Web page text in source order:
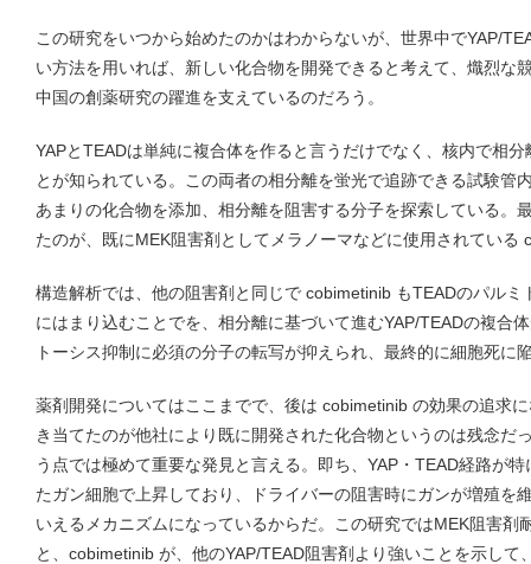
この研究をいつから始めたのかはわからないが、世界中でYAP/
い方法を用いれば、新しい化合物を開発できると考えて、熾烈な
中国の創薬研究の躍進を支えているのだろう。
YAPとTEADは単純に複合体を作ると言うだけでなく、核内で相
とが知られている。この両者の相分離を蛍光で追跡できる試験管
あまりの化合物を添加、相分離を阻害する分子を探索している。
たのが、既にMEK阻害剤としてメラノーマなどに使用されている
構造解析では、他の阻害剤と同じで cobimetinib もTEADのパル
にはまり込むことでを、相分離に基づいて進むYAP/TEADの複合
トーシス抑制に必須の分子の転写が抑えられ、最終的に細胞死に
薬剤開発についてはここまでで、後は cobimetinib の効果の追求
き当てたのが他社により既に開発された化合物というのは残念だ
う点では極めて重要な発見と言える。即ち、YAP・TEAD経路が
たガン細胞で上昇しており、ドライバーの阻害時にガンが増殖を
いえるメカニズムになっているからだ。この研究ではMEK阻害剤
と、cobimetinib が、他のYAP/TEAD阻害剤より強いことを示して